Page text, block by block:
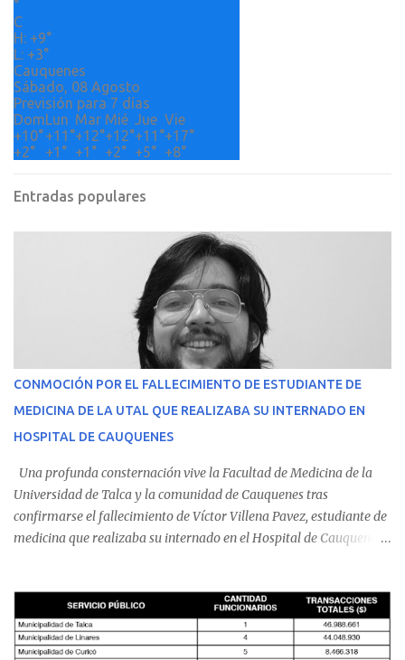
s
°
C
H: +9°
L: +3°
Cauquenes
Sábado, 08 Agosto
Previsión para 7 días
DomLun Mar Mié Jue Vie
+10°+11°+12°+12°+11°+17°
+2° +1° +1° +2° +5° +8°
Entradas populares
CONMOCIÓN POR EL FALLECIMIENTO DE ESTUDIANTE DE
MEDICINA DE LA UTAL QUE REALIZABA SU INTERNADO EN
HOSPITAL DE CAUQUENES
Una profunda consternación vive la Facultad de Medicina de la
Universidad de Talca y la comunidad de Cauquenes tras
confirmarse el fallecimiento de Víctor Villena Pavez, estudiante de
medicina que realizaba su internado en el Hospital de Cauquenes.
malestares físicos. Dada la complejidad de su estado de salud, el
equipo médico determinó su traslado de urgencia al Hospital
Regional de Talca y dado la urgencia la ambulancia partió hacia